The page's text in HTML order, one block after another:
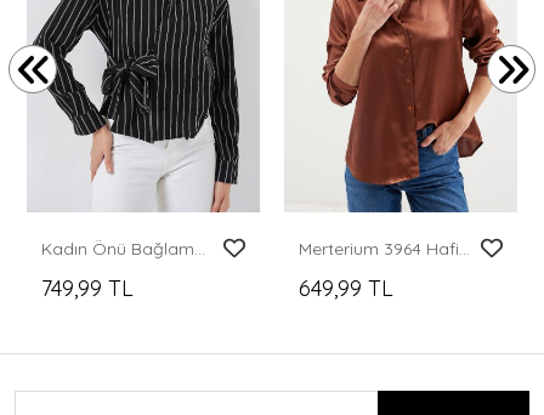
Kadın Önü Bağlamalı Çizgili Gömlek 20362 - Siyah
749,99 TL
Merterium 3964 Hafif Dökümlü Saten Gömlek - Taba
649,99 TL